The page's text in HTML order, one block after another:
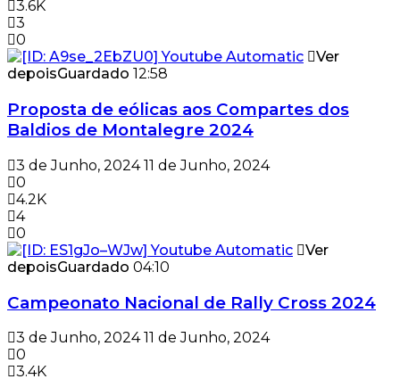
3.6K
3
0
Ver
depoisGuardado 12:58
Proposta de eólicas aos Compartes dos
Baldios de Montalegre 2024
3 de Junho, 2024 11 de Junho, 2024
0
4.2K
4
0
Ver
depoisGuardado 04:10
Campeonato Nacional de Rally Cross 2024
3 de Junho, 2024 11 de Junho, 2024
0
3.4K